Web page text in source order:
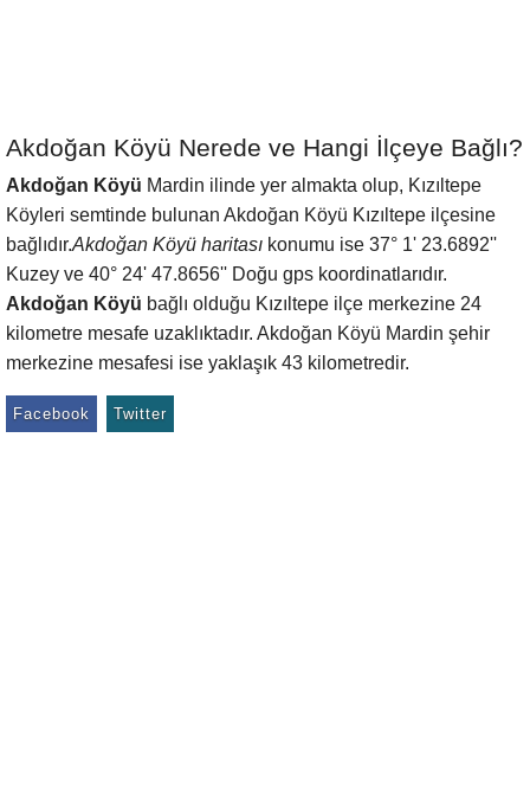
Akdoğan Köyü Nerede ve Hangi İlçeye Bağlı?
Akdoğan Köyü Mardin ilinde yer almakta olup, Kızıltepe
Köyleri semtinde bulunan Akdoğan Köyü Kızıltepe ilçesine
bağlıdır.Akdoğan Köyü haritası konumu ise 37° 1' 23.6892''
Kuzey ve 40° 24' 47.8656'' Doğu gps koordinatlarıdır.
Akdoğan Köyü bağlı olduğu Kızıltepe ilçe merkezine 24
kilometre mesafe uzaklıktadır. Akdoğan Köyü Mardin şehir
merkezine mesafesi ise yaklaşık 43 kilometredir.
Facebook Twitter